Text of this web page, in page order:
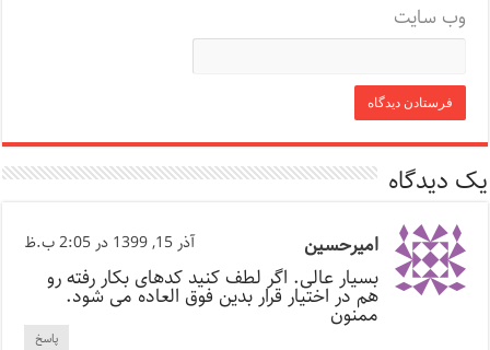
وب‌ سایت
یک دیدگاه
امیرحسین آذر 15, 1399 در 2:05 ب.ظ
بسیار عالی. اگر لطف کنید کدهای بکار رفته رو
هم در اختیار قرار بدین فوق العاده می شود.
ممنون
پاسخ